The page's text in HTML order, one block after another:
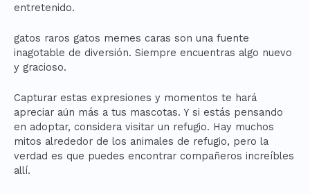
entretenido.
gatos raros gatos memes caras son una fuente
inagotable de diversión. Siempre encuentras algo nuevo
y gracioso.
Capturar estas expresiones y momentos te hará
apreciar aún más a tus mascotas. Y si estás pensando
en adoptar, considera visitar un refugio. Hay muchos
mitos alrededor de los animales de refugio, pero la
verdad es que puedes encontrar compañeros increíbles
allí.